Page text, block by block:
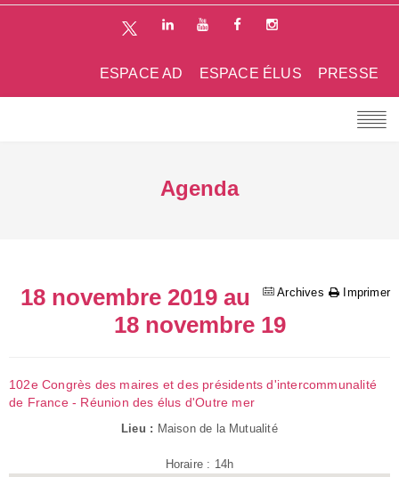
PRESSE
ESPACE ÉLUS
ESPACE AD
Agenda
Archives Imprimer
18 novembre 2019 au
18 novembre 19
102e Congrès des maires et des présidents d'intercommunalité
de France - Réunion des élus d'Outre mer
Lieu : Maison de la Mutualité
Horaire : 14h